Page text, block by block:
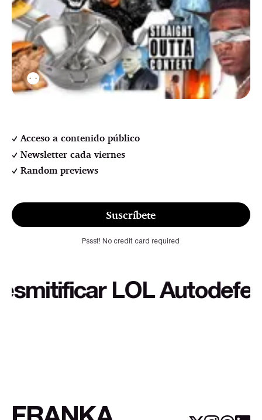
⚉
Acceso a contenido público
Newsletter cada viernes
Random previews
Suscríbete
Pssst! No credit card required
LOL